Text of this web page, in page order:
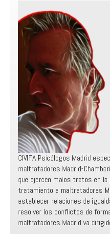
CIVIFA Psicólogos Madrid
maltratadores Madrid-
que ejercen malos tratos en
tratamiento a maltratadores
establecer relaciones de
resolver los conflictos de
maltratadores Madrid va